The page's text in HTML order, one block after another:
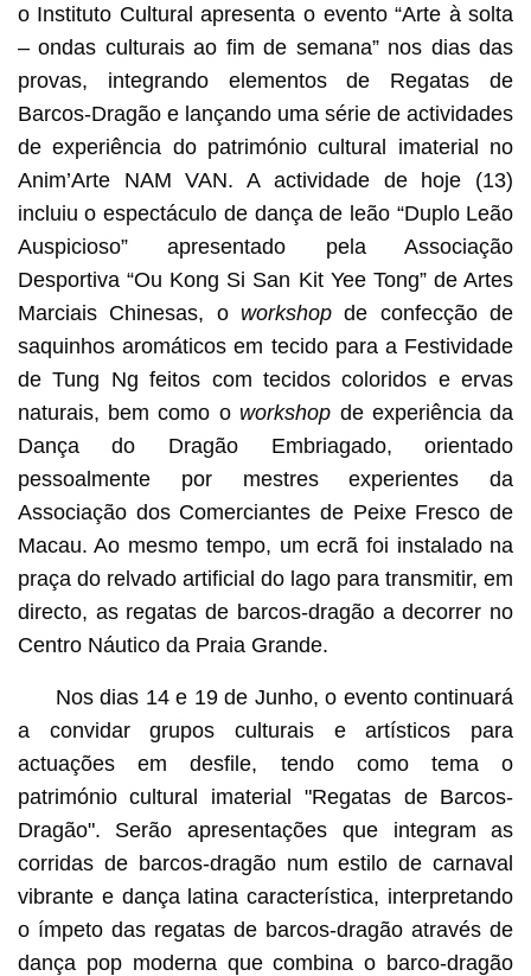
o Instituto Cultural apresenta o evento “Arte à solta
– ondas culturais ao fim de semana” nos dias das
provas, integrando elementos de Regatas de
Barcos-Dragão e lançando uma série de actividades
de experiência do património cultural imaterial no
Anim’Arte NAM VAN. A actividade de hoje (13)
incluiu o espectáculo de dança de leão “Duplo Leão
Auspicioso” apresentado pela Associação
Desportiva “Ou Kong Si San Kit Yee Tong” de Artes
Marciais Chinesas, o workshop de confecção de
saquinhos aromáticos em tecido para a Festividade
de Tung Ng feitos com tecidos coloridos e ervas
naturais, bem como o workshop de experiência da
Dança do Dragão Embriagado, orientado
pessoalmente por mestres experientes da
Associação dos Comerciantes de Peixe Fresco de
Macau. Ao mesmo tempo, um ecrã foi instalado na
praça do relvado artificial do lago para transmitir, em
directo, as regatas de barcos-dragão a decorrer no
Centro Náutico da Praia Grande.
Nos dias 14 e 19 de Junho, o evento continuará
a convidar grupos culturais e artísticos para
actuações em desfile, tendo como tema o
património cultural imaterial "Regatas de Barcos-
Dragão". Serão apresentações que integram as
corridas de barcos-dragão num estilo de carnaval
vibrante e dança latina característica, interpretando
o ímpeto das regatas de barcos-dragão através de
dança pop moderna que combina o barco-dragão